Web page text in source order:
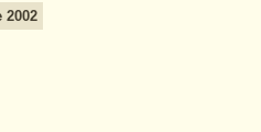
2002